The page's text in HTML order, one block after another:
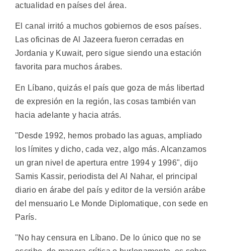
actualidad en países del área.
El canal irritó a muchos gobiernos de esos países.
Las oficinas de Al Jazeera fueron cerradas en
Jordania y Kuwait, pero sigue siendo una estación
favorita para muchos árabes.
En Líbano, quizás el país que goza de más libertad
de expresión en la región, las cosas también van
hacia adelante y hacia atrás.
"Desde 1992, hemos probado las aguas, ampliado
los límites y dicho, cada vez, algo más. Alcanzamos
un gran nivel de apertura entre 1994 y 1996", dijo
Samis Kassir, periodista del Al Nahar, el principal
diario en árabe del país y editor de la versión arábe
del mensuario Le Monde Diplomatique, con sede en
París.
"No hay censura en Líbano. De lo único que no se